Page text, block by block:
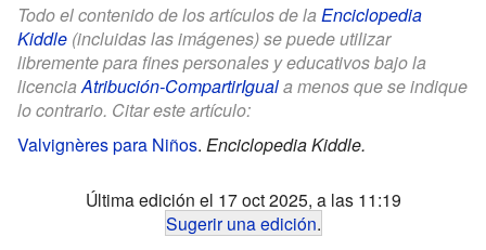
Todo el contenido de los artículos de la Enciclopedia
Kiddle (incluidas las imágenes) se puede utilizar
libremente para fines personales y educativos bajo la
licenciaAtribución-CompartirIguala menos que se indique
lo contrario. Citar este artículo:
Valvignères para Niños. Enciclopedia Kiddle.
Última edición el 17 oct 2025, a las 11:19
Sugerir una edición.